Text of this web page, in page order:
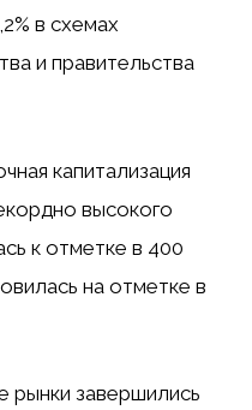
в схемах
и правительства
капитализация
высокого
к отметке в 400
на отметке в
завершились